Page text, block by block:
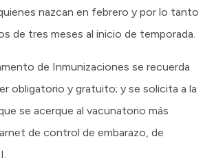
nazcan en febrero y por lo tanto
de tres meses al inicio de temporada.
de Inmunizaciones se recuerda
obligatorio y gratuito; y se solicita a la
se acerque al vacunatorio más
de control de embarazo, de